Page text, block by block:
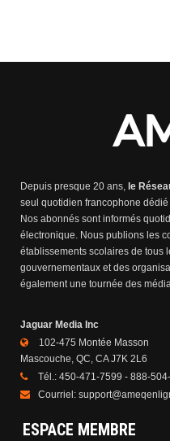
Depuis presque 20 ans, le
seul quotidien francophone
Nos abonnés sont informés
électronique. Nous publions les
établissements scolaires de tous
gouvernementaux et des
également une tournée des
Jaguar Media Inc
102-475 Montée Masson
Mascouche, QC, CA J7K 2L6
Tél.: 450-471-7599 - 888-
Courriel:
ESPACE MEMBRE